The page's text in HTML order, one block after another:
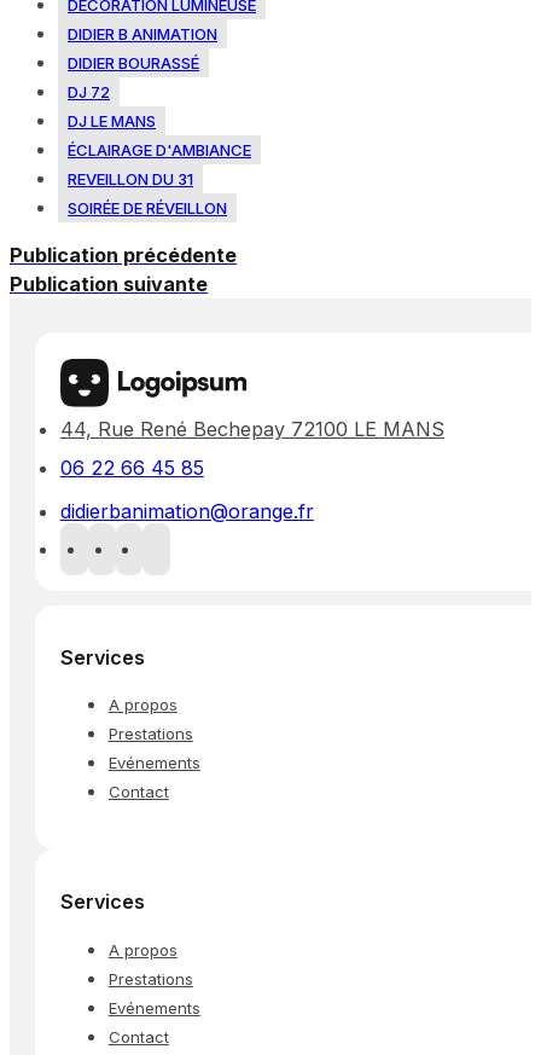
DÉCORATION LUMINEUSE
DIDIER B ANIMATION
DIDIER BOURASSÉ
DJ 72
DJ LE MANS
ÉCLAIRAGE D'AMBIANCE
REVEILLON DU 31
SOIRÉE DE RÉVEILLON
Publication précédente
Publication suivante
44, Rue René Bechepay 72100 LE MANS
06 22 66 45 85
didierbanimation@orange.fr
Services
A propos
Prestations
Evénements
Contact
Services
A propos
Prestations
Evénements
Contact